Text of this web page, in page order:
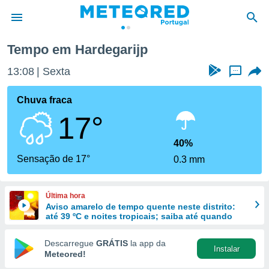
da
foi
fornecidas
a este
das
e
forma
digital
Tempo em Hardegarijp
13:08 Sexta ...
Chuva fraca
17°
Sensação de 17°
40%
0.3 mm
Última hora
Aviso amarelo de tempo quente neste distrito:
até 39 ºC e noites tropicais; saiba até quando
Descarregue GRÁTIS la app da
Meteored!
Instalar